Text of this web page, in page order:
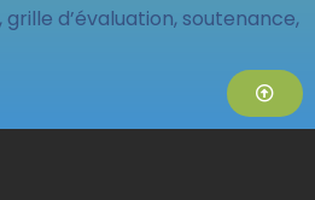
d’évaluation, soutenance,